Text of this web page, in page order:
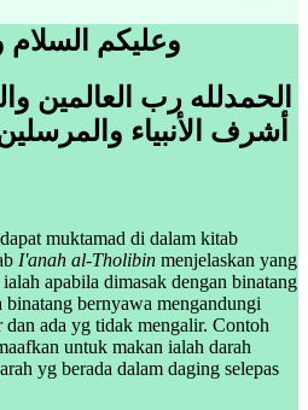
وعليكم السلام
أشرف الأنبياء
muktamad di dalam kitab
I'anah al-Tholibin menjelaskan yang
apabila dimasak dengan binatang
bernyawa mengandungi
ada yg tidak mengalir. Contoh
untuk makan ialah darah
yg berada dalam daging selepas